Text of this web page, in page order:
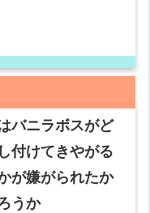
バニラボスがど
付けてきやがる
が嫌がられたか
うか